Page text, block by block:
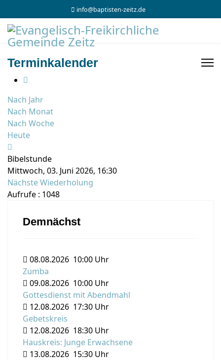
info@baptisten-zeitz.de
Terminkalender
Nach Jahr
Nach Monat
Nach Woche
Heute
Bibelstunde
Mittwoch, 03. Juni 2026, 16:30
Nächste Wiederholung
Aufrufe : 1048
Demnächst
08.08.2026 10:00 Uhr
Zumba
09.08.2026 10:00 Uhr
Gottesdienst mit Abendmahl
12.08.2026 17:30 Uhr
Gebetskreis
12.08.2026 18:30 Uhr
Hauskreis: Junge Erwachsene
13.08.2026 15:30 Uhr